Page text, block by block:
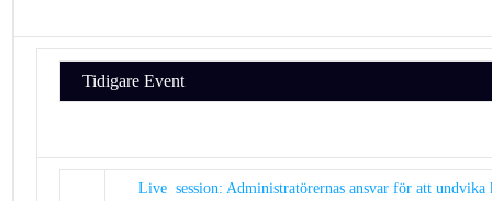
Tidigare Event
Live session: Administratörernas ansvar för att undvika